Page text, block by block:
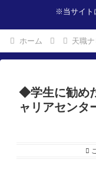
※当サイト
ホーム 天職
◆学生に勧め
ャリアセンタ